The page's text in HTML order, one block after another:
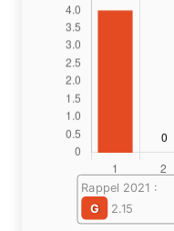
Rappel 2021 :
G
2.15